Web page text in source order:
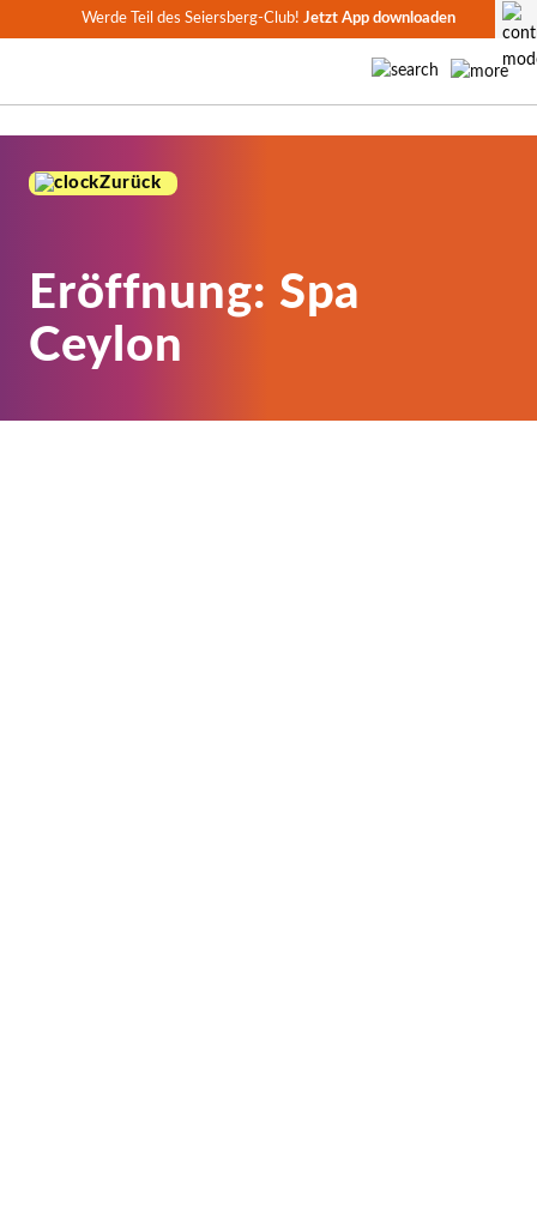
Werde Teil des Seiersberg-Club! Jetzt App downloaden
Zurück
Eröffnung: Spa
Ceylon